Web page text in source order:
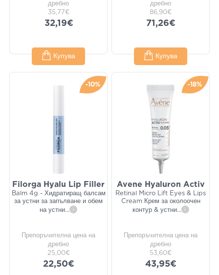
дребно
35,77€
32,19€
Купува
дребно
86,90€
71,26€
Купува
-10%
Filorga Hyalu Lip Filler
Balm 4g - Хидратиращ балсам
за устни за запълване и обем
на устни... i
Препоръчителна цена на
дребно
25,00€
22,50€
-18%
Avene Hyaluron Activ
Retinal Micro Lift Eyes & Lips
Cream Крем за околоочен
контур & устни... i
Препоръчителна цена на
дребно
53,60€
43,95€